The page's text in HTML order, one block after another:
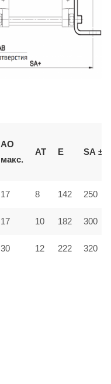
AO
макс.
AT E SA ±2
17 8 142 250
17 10 182 300
30 12 222 320